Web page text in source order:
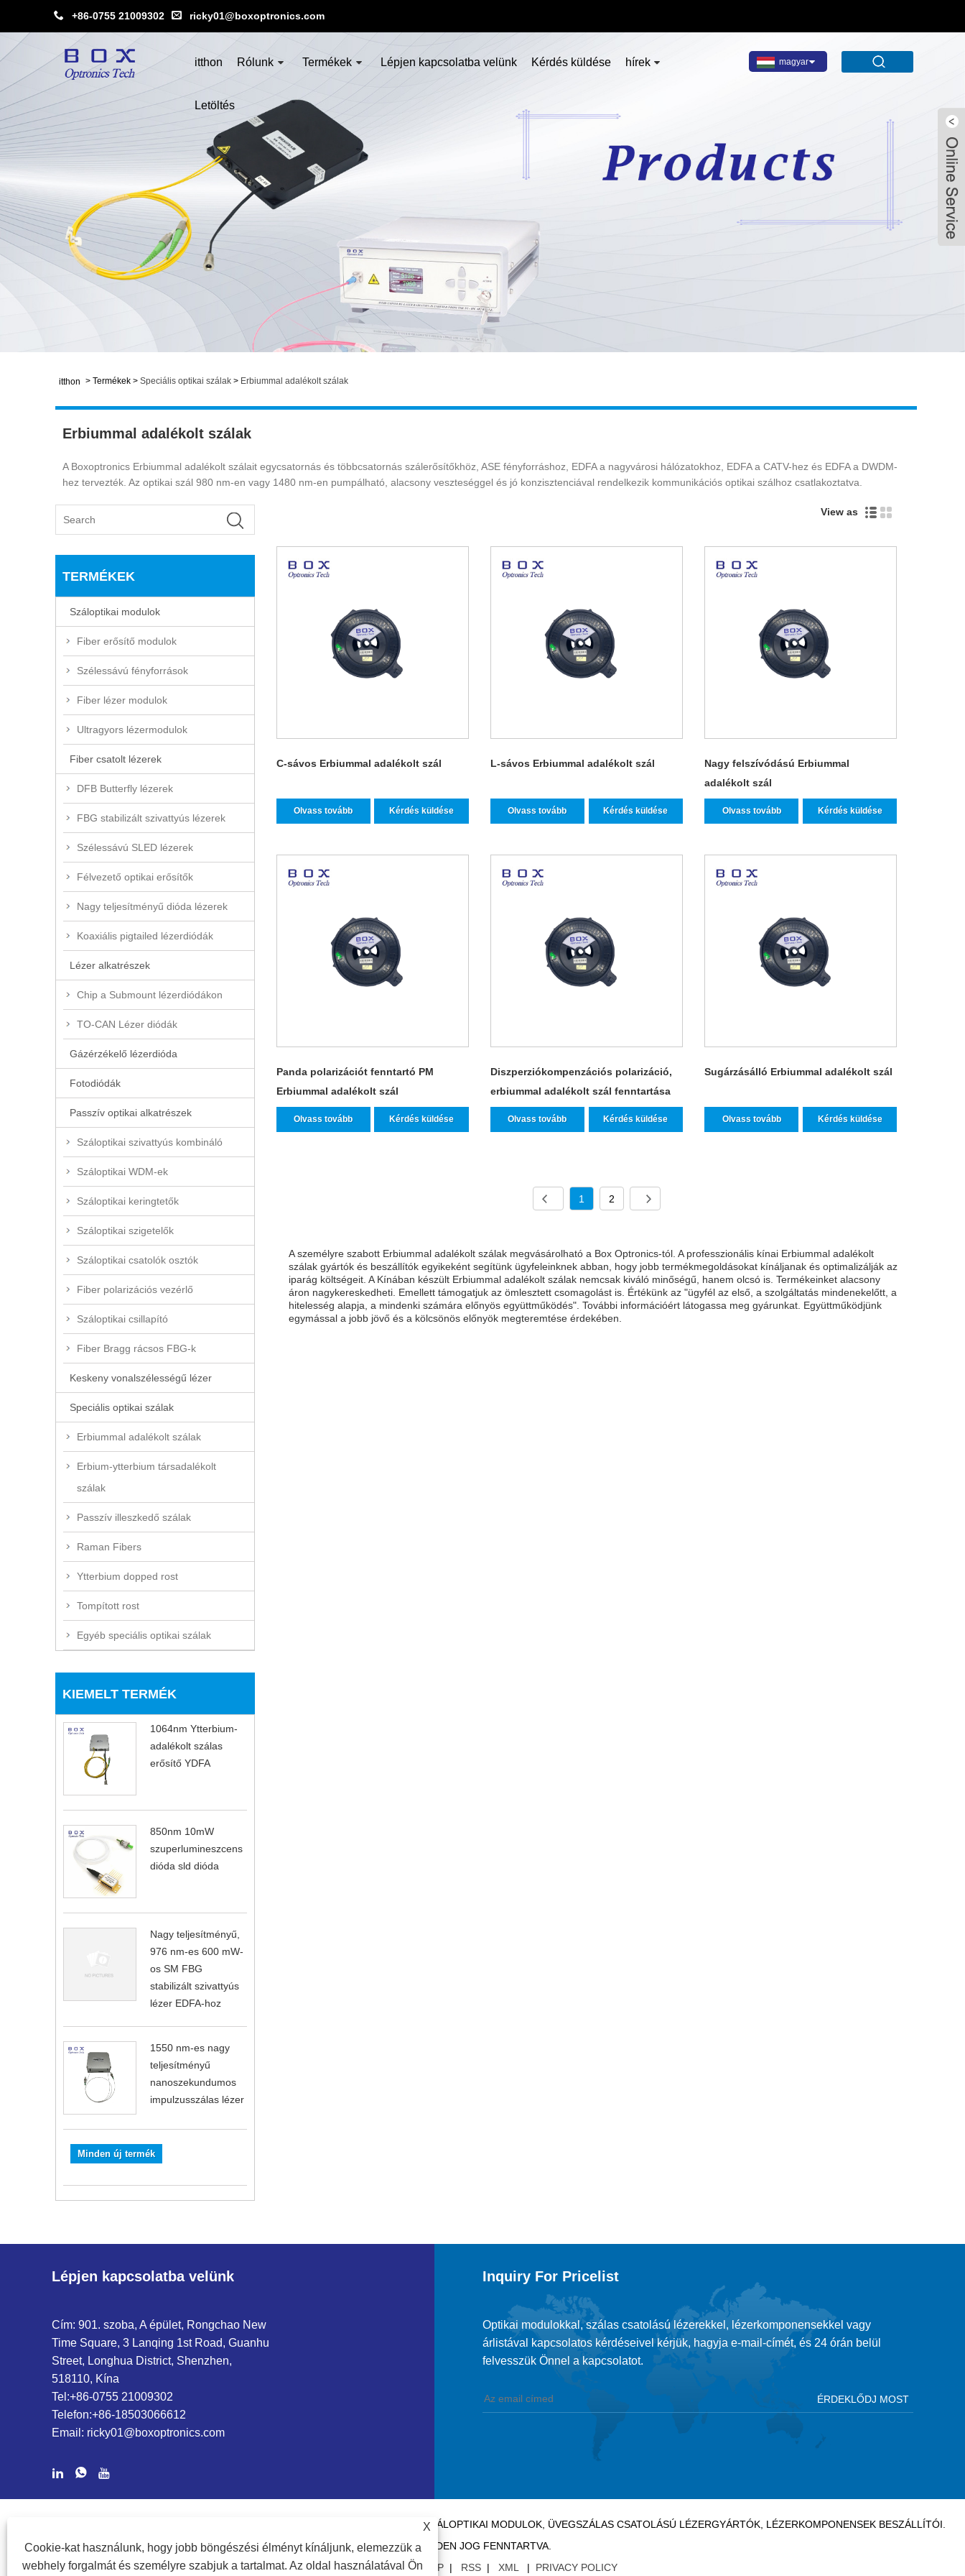
+86-0755 21009302 ricky01@boxoptronics.com
magyar
itthon Rólunk Termékek Lépjen kapcsolatba velünk Kérdés küldése hírek
Letöltés
itthon > Termékek > Speciális optikai szálak > Erbiummal adalékolt szálak
Erbiummal adalékolt szálak
A Boxoptronics Erbiummal adalékolt szálait egycsatornás és többcsatornás szálerősítőkhöz, ASE fényforráshoz, EDFA a nagyvárosi hálózatokhoz, EDFA a CATV-hez és EDFA a DWDM-
hez tervezték. Az optikai szál 980 nm-en vagy 1480 nm-en pumpálható, alacsony veszteséggel és jó konzisztenciával rendelkezik kommunikációs optikai szálhoz csatlakoztatva.
TERMÉKEK
Száloptikai modulok
Fiber erősítő modulok
Szélessávú fényforrások
Fiber lézer modulok
Ultragyors lézermodulok
Fiber csatolt lézerek
DFB Butterfly lézerek
FBG stabilizált szivattyús lézerek
Szélessávú SLED lézerek
Félvezető optikai erősítők
Nagy teljesítményű dióda lézerek
Koaxiális pigtailed lézerdiódák
Lézer alkatrészek
Chip a Submount lézerdiódákon
TO-CAN Lézer diódák
Gázérzékelő lézerdióda
Fotodiódák
Passzív optikai alkatrészek
Száloptikai szivattyús kombináló
Száloptikai WDM-ek
Száloptikai keringtetők
Száloptikai szigetelők
Száloptikai csatolók osztók
Fiber polarizációs vezérlő
Száloptikai csillapító
Fiber Bragg rácsos FBG-k
Keskeny vonalszélességű lézer
Speciális optikai szálak
Erbiummal adalékolt szálak
Erbium-ytterbium társadalékolt
szálak
Passzív illeszkedő szálak
Raman Fibers
Ytterbium dopped rost
Tompított rost
Egyéb speciális optikai szálak
KIEMELT TERMÉK
1064nm Ytterbium-
adalékolt szálas
erősítő YDFA
850nm 10mW
szuperlumineszcens
dióda sld dióda
Nagy teljesítményű,
976 nm-es 600 mW-
os SM FBG
stabilizált szivattyús
lézer EDFA-hoz
1550 nm-es nagy
teljesítményű
nanoszekundumos
impulzusszálas lézer
Minden új termék
View as
C-sávos Erbiummal adalékolt szál
Olvass tovább Kérdés küldése
L-sávos Erbiummal adalékolt szál
Olvass tovább Kérdés küldése
Nagy felszívódású Erbiummal
adalékolt szál
Olvass tovább Kérdés küldése
Panda polarizációt fenntartó PM
Erbiummal adalékolt szál
Olvass tovább Kérdés küldése
Diszperziókompenzációs polarizáció,
erbiummal adalékolt szál fenntartása
Olvass tovább Kérdés küldése
Sugárzásálló Erbiummal adalékolt szál
Olvass tovább Kérdés küldése
1 2
A személyre szabott Erbiummal adalékolt szálak megvásárolható a Box Optronics-tól. A professzionális kínai Erbiummal adalékolt
szálak gyártók és beszállítók egyikeként segítünk ügyfeleinknek abban, hogy jobb termékmegoldásokat kínáljanak és optimalizálják az
iparág költségeit. A Kínában készült Erbiummal adalékolt szálak nemcsak kiváló minőségű, hanem olcsó is. Termékeinket alacsony
áron nagykereskedheti. Emellett támogatjuk az ömlesztett csomagolást is. Értékünk az "ügyfél az első, a szolgáltatás mindenekelőtt, a
hitelesség alapja, a mindenki számára előnyös együttműködés". További információért látogassa meg gyárunkat. Együttműködjünk
egymással a jobb jövő és a kölcsönös előnyök megteremtése érdekében.
Lépjen kapcsolatba velünk
Cím: 901. szoba, A épület, Rongchao New
Time Square, 3 Lanqing 1st Road, Guanhu
Street, Longhua District, Shenzhen,
518110, Kína
Tel:+86-0755 21009302
Telefon:+86-18503066612
Email: ricky01@boxoptronics.com
Inquiry For Pricelist
Optikai modulokkal, szálas csatolású lézerekkel, lézerkomponensekkel vagy
árlistával kapcsolatos kérdéseivel kérjük, hagyja e-mail-címét, és 24 órán belül
felvesszük Önnel a kapcsolatot.
COPYRIGHT @ 2020 SHENZHEN BOX OPTRONICS TECHNOLOGY CO., LTD. – KÍNA SZÁLOPTIKAI MODULOK, ÜVEGSZÁLAS CSATOLÁSÚ LÉZERGYÁRTÓK, LÉZERKOMPONENSEK BESZÁLLÍTÓI.
MINDEN JOG FENNTARTVA.
LINKEK|SITEMAP | RSS | XML | PRIVACY POLICY
X
Cookie-kat használunk, hogy jobb böngészési élményt kínáljunk, elemezzük a
webhely forgalmát és személyre szabjuk a tartalmat. Az oldal használatával Ön